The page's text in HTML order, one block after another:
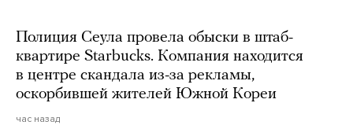
Полиция Сеула провела обыски в штаб-
квартире Starbucks. Компания находится
в центре скандала из-за рекламы,
оскорбившей жителей Южной Кореи
час назад